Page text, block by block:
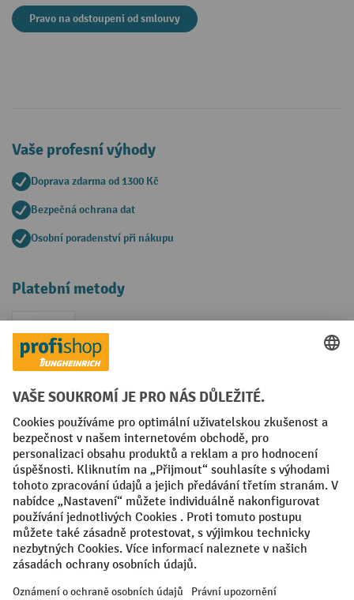
Pravo na odstoupeni od smlouvy
Vaše profesní výhody
Doprava zdarma od 1300 Kč
Bezpečná ochrana dat
Osobní poradenství při nákupu
Platební metody
Faktura
Sociální sítě
Facebook
YouTubeLinkedIn
VODP Otisk
Prohlášení o ochraně osobních údajů
Nastavení ochrany osobních údajů
All prices excl. VAT plusshipping costsand possible delivery charges,